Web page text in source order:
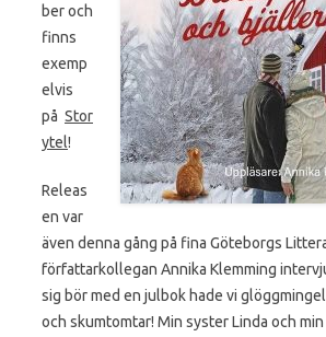
ber och
finns
exemp
elvis
på Stor
ytel!
Releas
en var
även denna gång på fina Göteborgs
författarkollegan Annika Klemming
sig bör med en julbok hade vi
och skumtomtar! Min syster Linda och